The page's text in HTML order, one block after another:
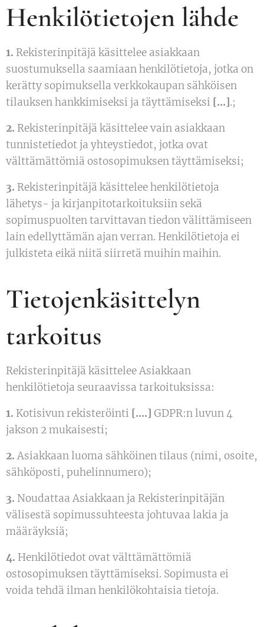
Henkilötietojen lähde
1. Rekisterinpitäjä käsittelee asiakkaan
suostumuksella saamiaan henkilötietoja, jotka on
kerätty sopimuksella verkkokaupan sähköisen
tilauksen hankkimiseksi ja täyttämiseksi […].;
2. Rekisterinpitäjä käsittelee vain asiakkaan
tunnistetiedot ja yhteystiedot, jotka ovat
välttämättömiä ostosopimuksen täyttämiseksi;
3. Rekisterinpitäjä käsittelee henkilötietoja
lähetys- ja kirjanpitotarkoituksiin sekä
sopimuspuolten tarvittavan tiedon välittämiseen
lain edellyttämän ajan verran. Henkilötietoja ei
julkisteta eikä niitä siirretä muihin maihin.
Tietojenkäsittelyn
tarkoitus
Rekisterinpitäjä käsittelee Asiakkaan
henkilötietoja seuraavissa tarkoituksissa:
1. Kotisivun rekisteröinti [….] GDPR:n luvun 4
jakson 2 mukaisesti;
2. Asiakkaan luoma sähköinen tilaus (nimi, osoite,
sähköposti, puhelinnumero);
3. Noudattaa Asiakkaan ja Rekisterinpitäjän
välisestä sopimussuhteesta johtuvaa lakia ja
määräyksiä;
4. Henkilötiedot ovat välttämättömiä
ostosopimuksen täyttämiseksi. Sopimusta ei
voida tehdä ilman henkilökohtaisia tietoja.